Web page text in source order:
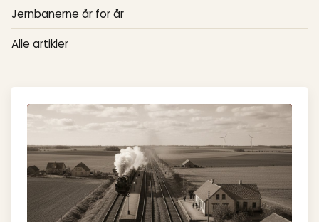
Jernbanerne år for år
Alle artikler